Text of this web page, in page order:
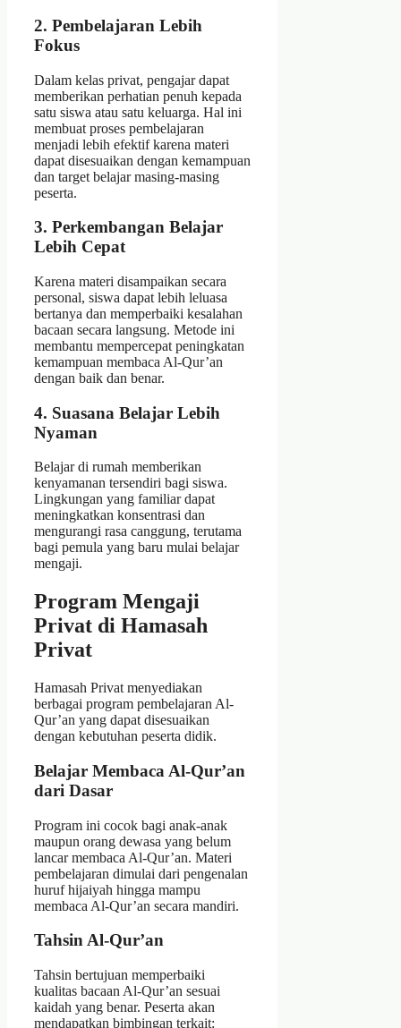
2. Pembelajaran Lebih
Fokus
Dalam kelas privat, pengajar dapat
memberikan perhatian penuh kepada
satu siswa atau satu keluarga. Hal ini
membuat proses pembelajaran
menjadi lebih efektif karena materi
dapat disesuaikan dengan kemampuan
dan target belajar masing-masing
peserta.
3. Perkembangan Belajar
Lebih Cepat
Karena materi disampaikan secara
personal, siswa dapat lebih leluasa
bertanya dan memperbaiki kesalahan
bacaan secara langsung. Metode ini
membantu mempercepat peningkatan
kemampuan membaca Al-Qur’an
dengan baik dan benar.
4. Suasana Belajar Lebih
Nyaman
Belajar di rumah memberikan
kenyamanan tersendiri bagi siswa.
Lingkungan yang familiar dapat
meningkatkan konsentrasi dan
mengurangi rasa canggung, terutama
bagi pemula yang baru mulai belajar
mengaji.
Program Mengaji
Privat di Hamasah
Privat
Hamasah Privat menyediakan
berbagai program pembelajaran Al-
Qur’an yang dapat disesuaikan
dengan kebutuhan peserta didik.
Belajar Membaca Al-Qur’an
dari Dasar
Program ini cocok bagi anak-anak
maupun orang dewasa yang belum
lancar membaca Al-Qur’an. Materi
pembelajaran dimulai dari pengenalan
huruf hijaiyah hingga mampu
membaca Al-Qur’an secara mandiri.
Tahsin Al-Qur’an
Tahsin bertujuan memperbaiki
kualitas bacaan Al-Qur’an sesuai
kaidah yang benar. Peserta akan
mendapatkan bimbingan terkait: